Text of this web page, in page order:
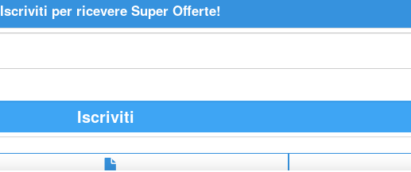
Iscriviti per ricevere Super Offerte!
Iscriviti